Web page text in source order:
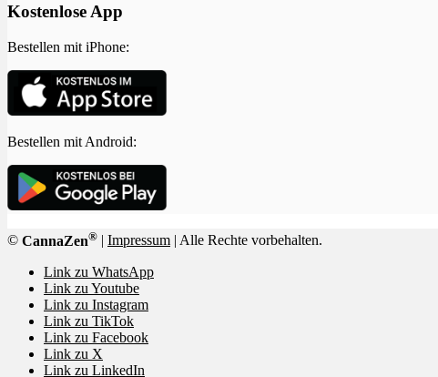
Kostenlose App
Bestellen mit iPhone:
Bestellen mit Android:
© CannaZen® Impressum | Alle Rechte vorbehalten.
Link zu WhatsApp
Link zu Youtube
Link zu Instagram
Link zu TikTok
Link zu Facebook
Link zu X
Link zu LinkedIn